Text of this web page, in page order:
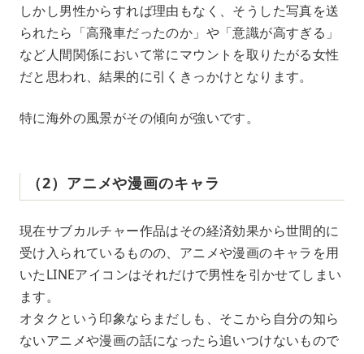
しかし男性からすれば理由もなく、そうした写真を送
られたら「高飛車だったのか」や「意識が高すぎる」
など人間関係において常にマウントを取りたがる女性
だと思われ、結果的に引くきっかけとなります。
特に海外の風景がその傾向が強いです。
（2）アニメや漫画のキャラ
現在サブカルチャー作品はその経済効果から世間的に
受け入られているものの、アニメや漫画のキャラを用
いたLINEアイコンはそれだけで男性を引かせてしまい
ます。
オタクという印象ならまだしも、そこから自分の知ら
ないアニメや漫画の話になったら追いつけないもので